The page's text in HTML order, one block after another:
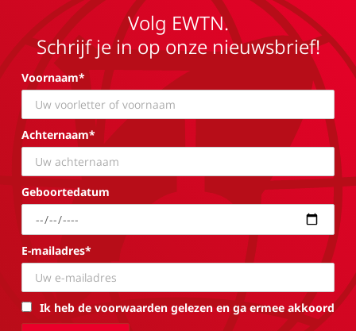
Volg EWTN.
Schrijf je in op onze nieuwsbrief!
Voornaam*
Achternaam*
Geboortedatum
E-mailadres*
Ik heb de voorwaarden gelezen en ga ermee akkoord